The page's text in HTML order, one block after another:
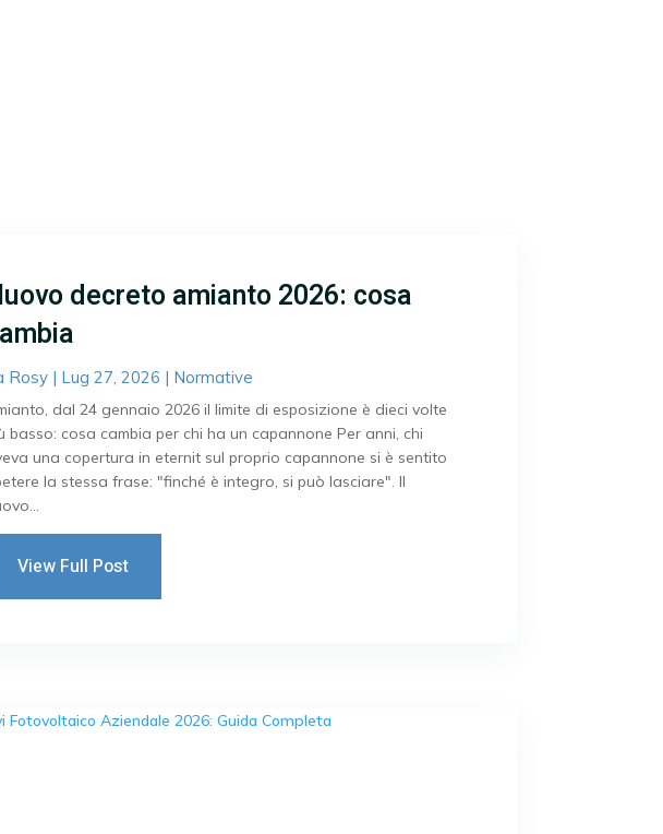
decreto amianto 2026: cosa
Rosy | Lug 27, 2026 | Normative
dal 24 gennaio 2026 il limite di esposizione è dieci volte
basso: cosa cambia per chi ha un capannone Per anni, chi
una copertura in eternit sul proprio capannone si è sentito
la stessa frase: "finché è integro, si può lasciare". Il
View Full Post